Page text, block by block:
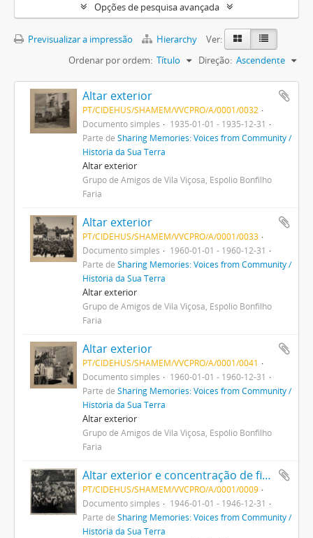
Opções de pesquisa avançada
Previsualizar a impressão Hierarchy
Ver:
Ordenar por ordem: Título Direção: Ascendente
Altar exterior
PT/CIDEHUS/SHAMEM/VVCPRO/A/0001/0032
Documento simples
1935-01-01 - 1935-12-31
Parte de Sharing Memories: Voices from Community /
História da Sua Terra
Altar exterior
Grupo de Amigos de Vila Viçosa, Espólio Bonfilho
Faria
Altar exterior
PT/CIDEHUS/SHAMEM/VVCPRO/A/0001/0033
Documento simples
1960-01-01 - 1960-12-31
Parte de Sharing Memories: Voices from Community /
História da Sua Terra
Altar exterior
Grupo de Amigos de Vila Viçosa, Espólio Bonfilho
Faria
Altar exterior
PT/CIDEHUS/SHAMEM/VVCPRO/A/0001/0041
Documento simples
1960-01-01 - 1960-12-31
Parte de Sharing Memories: Voices from Community /
História da Sua Terra
Altar exterior
Grupo de Amigos de Vila Viçosa, Espólio Bonfilho
Faria
Altar exterior e concentração de fiéis
PT/CIDEHUS/SHAMEM/VVCPRO/A/0001/0009
Documento simples
1946-01-01 - 1946-12-31
Parte de Sharing Memories: Voices from Community /
História da Sua Terra